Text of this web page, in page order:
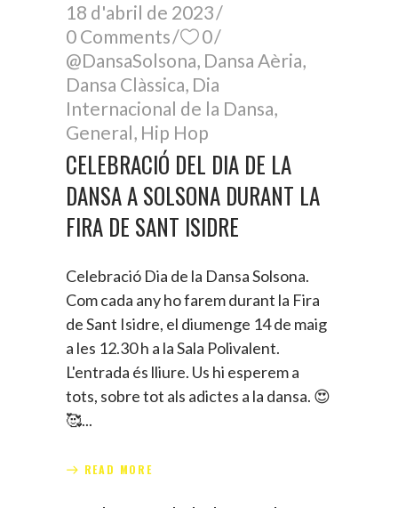
18 d'abril de 2023
0 Comments
0
@DansaSolsona, Dansa Aèria,
Dansa Clàssica, Dia
Internacional de la Dansa,
General, Hip Hop
CELEBRACIÓ DEL DIA DE LA
DANSA A SOLSONA DURANT LA
FIRA DE SANT ISIDRE
Celebració Dia de la Dansa Solsona.
Com cada any ho farem durant la Fira
de Sant Isidre, el diumenge 14 de maig
a les 12.30 h a la Sala Polivalent.
L'entrada és lliure. Us hi esperem a
tots, sobre tot als adictes a la dansa. 😍
🥰
READ MORE